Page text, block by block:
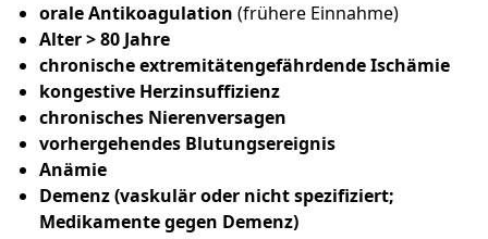
orale Antikoagulation (frühere Einnahme)
Alter > 80 Jahre
chronische extremitätengefährdende Ischämie
kongestive Herzinsuffizienz
chronisches Nierenversagen
vorhergehendes Blutungsereignis
Anämie
Demenz (vaskulär oder nicht spezifiziert;
Medikamente gegen Demenz)